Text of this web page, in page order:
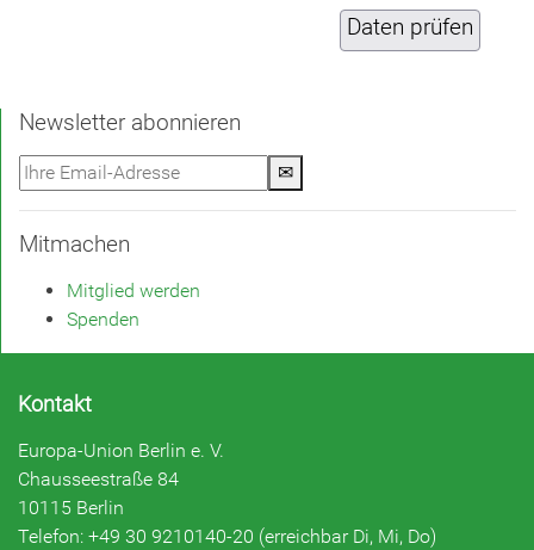
Newsletter abonnieren
✉
Mitmachen
Mitglied werden
Spenden
Kontakt
Europa-Union Berlin e. V.
Chausseestraße 84
10115 Berlin
Telefon: +49 30 9210140-20 (erreichbar Di, Mi, Do)